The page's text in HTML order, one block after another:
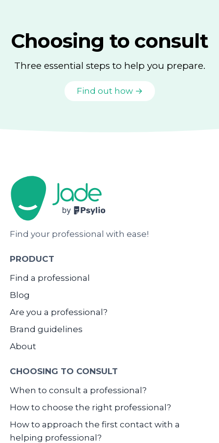
Choosing to consult
Three essential steps to help you prepare.
Find out how →
Find your professional with ease!
PRODUCT
Find a professional
Blog
Are you a professional?
Brand guidelines
About
CHOOSING TO CONSULT
When to consult a professional?
How to choose the right professional?
How to approach the first contact with a
helping professional?